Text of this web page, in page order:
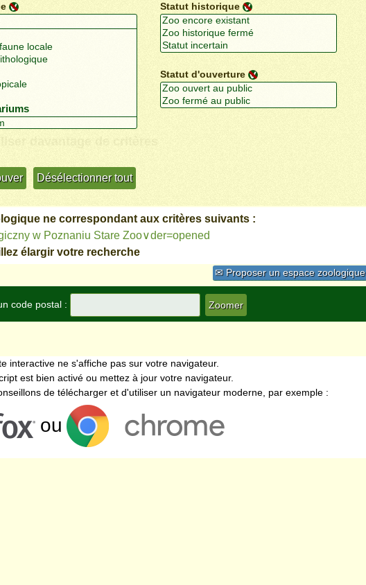
Statut historique
Statut d'ouverture
davantage de critères
ne correspondant aux critères suivants :
w Poznaniu Stare Zoo∨der=opened
élargir votre recherche
✉ Proposer un espace zoologique
code postal :
interactive ne s'affiche pas sur votre navigateur.
est bien activé ou mettez à jour votre navigateur.
de télécharger et d'utiliser un navigateur moderne, par exemple :
ou